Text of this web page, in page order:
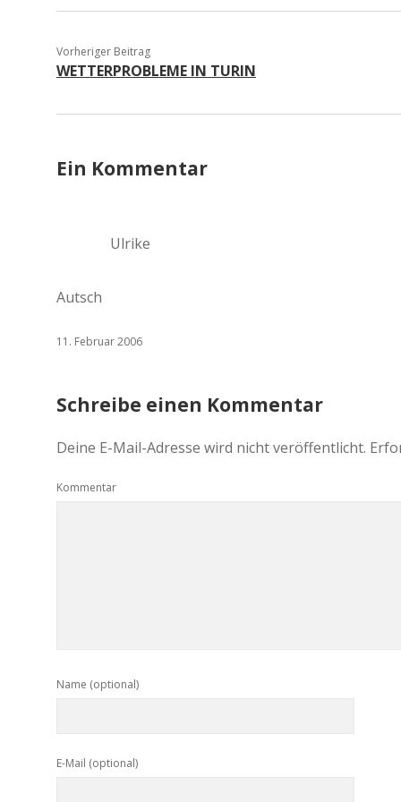
Vorheriger Beitrag
WETTERPROBLEME IN TURIN
Ein Kommentar
Ulrike
Autsch
11. Februar 2006
Schreibe einen Kommentar
Deine E-Mail-Adresse wird nicht veröffentlicht.
Kommentar
Name (optional)
E-Mail (optional)